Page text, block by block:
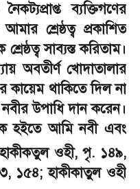
ব্যক্তিগণের
শ্রেষ্ঠত্ব প্রকাশিত
সাব্যস্ত করিতাম।
অবতীর্ণ খোদাতালার
কায়েম থাকিতে দিল না
উপাধি দান করেন।
হইতে আমি নবী এবং
ওহী,পৃ. ১৪৯,
, ১৫৪;হাকীকাতুল ওহী